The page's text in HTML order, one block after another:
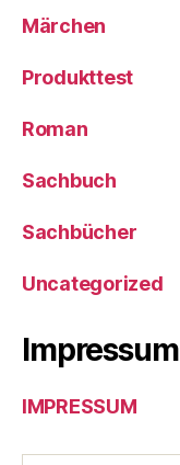
Märchen
Produkttest
Roman
Sachbuch
Sachbücher
Uncategorized
Impressum
IMPRESSUM
Gib deine E-Mail-Adresse ein ...